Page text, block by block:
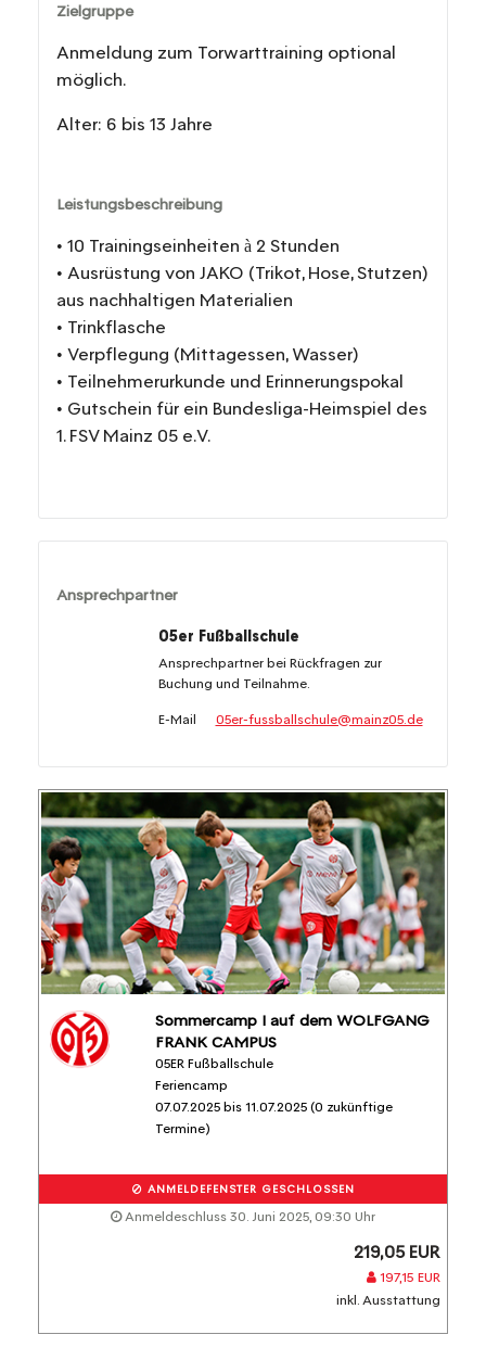
Zielgruppe
Anmeldung zum Torwarttraining optional
möglich.
Alter: 6 bis 13 Jahre
Leistungsbeschreibung
• 10 Trainingseinheiten à 2 Stunden
• Ausrüstung von JAKO (Trikot, Hose, Stutzen)
aus nachhaltigen Materialien
• Trinkflasche
• Verpflegung (Mittagessen, Wasser)
• Teilnehmerurkunde und Erinnerungspokal
• Gutschein für ein Bundesliga-Heimspiel des
1. FSV Mainz 05 e.V.
Ansprechpartner
05er Fußballschule
Ansprechpartner bei Rückfragen zur
Buchung und Teilnahme.
E-Mail 05er-fussballschule@mainz05.de
Sommercamp I auf dem WOLFGANG
FRANK CAMPUS
05ER Fußballschule
Feriencamp
07.07.2025 bis 11.07.2025 (0 zukünftige
Termine)
ANMELDEFENSTER GESCHLOSSEN
Anmeldeschluss 30. Juni 2025, 09:30 Uhr
219,05 EUR
197,15 EUR
inkl. Ausstattung